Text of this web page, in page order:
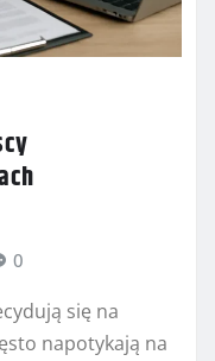
0
się na
napotykają na